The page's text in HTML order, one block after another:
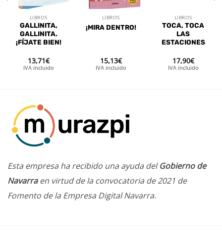
LIBROS
GALLINITA,
GALLINITA.
¡FÍJATE BIEN!
13,71€
IVA incluido
LIBROS
¡MIRA DENTRO!
15,13€
IVA incluido
LIBROS
TOCA, TOCA
LAS
ESTACIONES
17,90€
IVA incluido
Esta empresa ha recibido una ayuda delGobierno de
Navarraen virtud de la convocatoria de 2021 de
Fomento de la Empresa Digital Navarra.